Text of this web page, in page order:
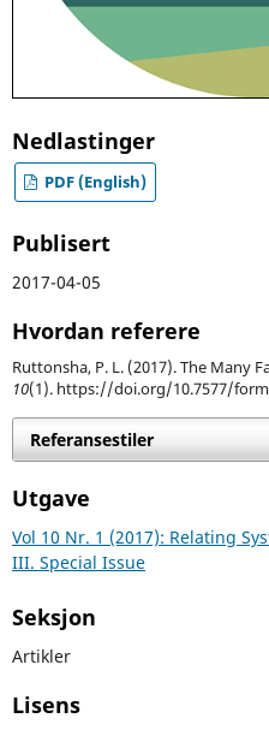
Nedlastinger
PDF (English)
Publisert
2017-04-05
Hvordan referere
Ruttonsha, P. L. (2017). The Many
10(1). https://doi.org/10.7577/
Referansestiler
Utgave
Vol 10 Nr. 1 (2017): Relating
III. Special Issue
Seksjon
Artikler
Lisens